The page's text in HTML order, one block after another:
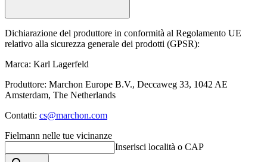
Dichiarazione del produttore in conformità al Regolamento UE
relativo alla sicurezza generale dei prodotti (GPSR):
Marca: Karl Lagerfeld
Produttore: Marchon Europe B.V., Deccaweg 33, 1042 AE
Amsterdam, The Netherlands
Contatti: cs@marchon.com
Fielmann nelle tue vicinanze
Inserisci località o CAP